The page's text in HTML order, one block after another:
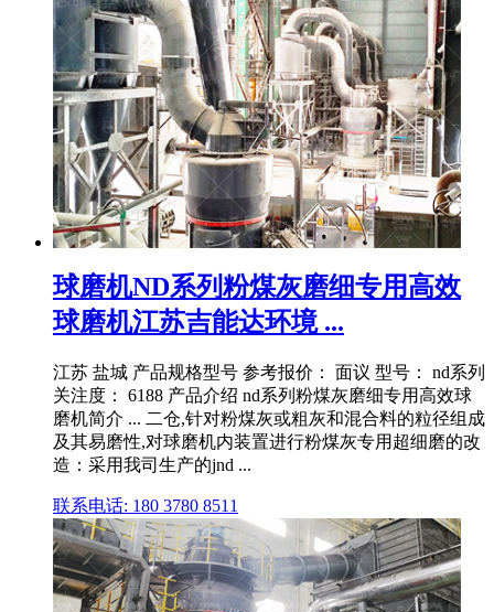
球磨机ND系列粉煤灰磨细专用高效
球磨机江苏吉能达环境 ...
江苏 盐城 产品规格型号 参考报价： 面议 型号： nd系列
关注度： 6188 产品介绍 nd系列粉煤灰磨细专用高效球
磨机简介 ... 二仓,针对粉煤灰或粗灰和混合料的粒径组成
及其易磨性,对球磨机内装置进行粉煤灰专用超细磨的改
造：采用我司生产的jnd ...
联系电话: 180 3780 8511